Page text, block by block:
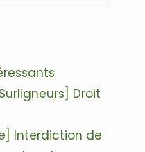
Droit
Interdiction de